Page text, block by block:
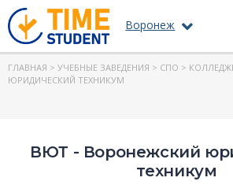
Воронеж
ГЛАВНАЯ > УЧЕБНЫЕ ЗАВЕДЕНИЯ > СПО >
ЮРИДИЧЕСКИЙ ТЕХНИКУМ
ВЮТ - Воронежский
техникум